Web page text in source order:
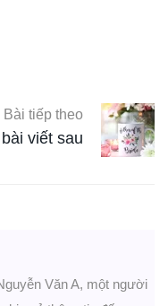
Bài tiếp theo
viết sau
Văn A, một người